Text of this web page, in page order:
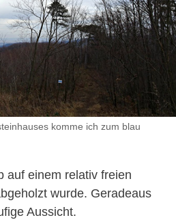
komme ich zum blau
auf einem relativ freien
wurde. Geradeaus
Aussicht.